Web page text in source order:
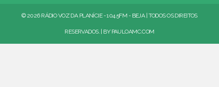
© 2026 RÁDIO VOZ DA PLANÍCIE - 104.5FM - BEJA | TODOS OS DIREITOS
RESERVADOS. | BY PAULOAMC.COM